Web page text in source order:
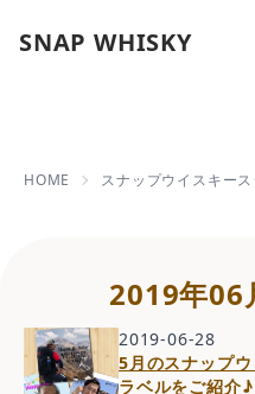
SNAP WHISKY2019
HOME スナップウイスキー
2019年06
2019-06-28
5月のスナップ
ラベルをご紹介♪